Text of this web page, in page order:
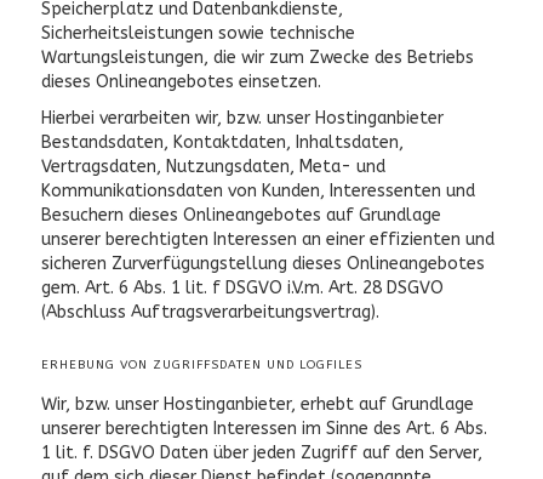
Speicherplatz und Datenbankdienste,
Sicherheitsleistungen sowie technische
Wartungsleistungen, die wir zum Zwecke des Betriebs
dieses Onlineangebotes einsetzen.
Hierbei verarbeiten wir, bzw. unser Hostinganbieter
Bestandsdaten, Kontaktdaten, Inhaltsdaten,
Vertragsdaten, Nutzungsdaten, Meta- und
Kommunikationsdaten von Kunden, Interessenten und
Besuchern dieses Onlineangebotes auf Grundlage
unserer berechtigten Interessen an einer effizienten und
sicheren Zurverfügungstellung dieses Onlineangebotes
gem. Art. 6 Abs. 1 lit. f DSGVO i.V.m. Art. 28 DSGVO
(Abschluss Auftragsverarbeitungsvertrag).
ERHEBUNG VON ZUGRIFFSDATEN UND LOGFILES
Wir, bzw. unser Hostinganbieter, erhebt auf Grundlage
unserer berechtigten Interessen im Sinne des Art. 6 Abs.
1 lit. f. DSGVO Daten über jeden Zugriff auf den Server,